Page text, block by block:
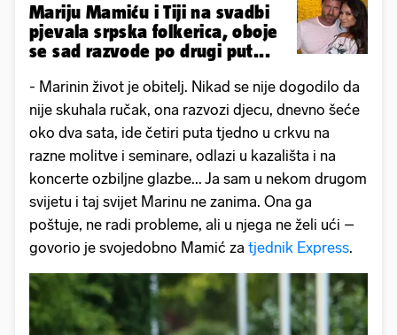
Mariju Mamiću i Tiji na svadbi
pjevala srpska folkerica, oboje
se sad razvode po drugi put...
- Marinin život je obitelj. Nikad se nije dogodilo da
nije skuhala ručak, ona razvozi djecu, dnevno šeće
oko dva sata, ide četiri puta tjedno u crkvu na
razne molitve i seminare, odlazi u kazališta i na
koncerte ozbiljne glazbe... Ja sam u nekom drugom
svijetu i taj svijet Marinu ne zanima. Ona ga
poštuje, ne radi probleme, ali u njega ne želi ući –
govorio je svojedobno Mamić za tjednik Express.